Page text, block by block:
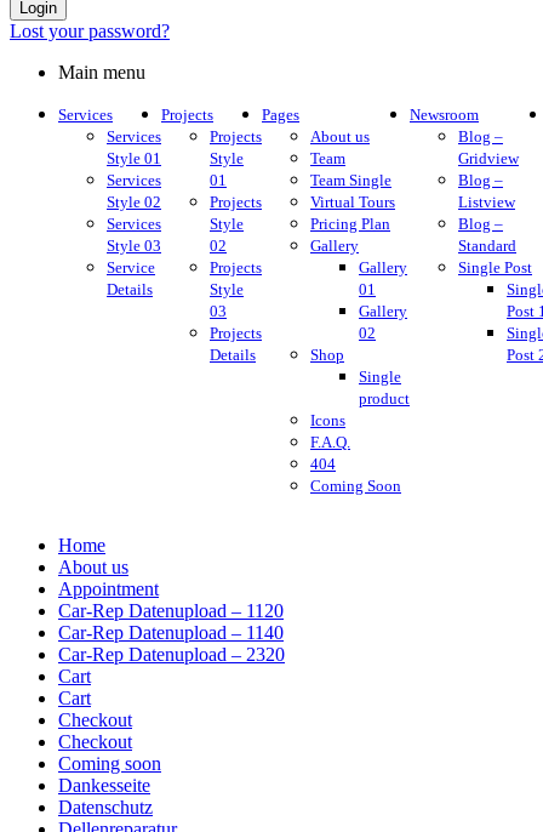
Login
Lost your password?
Main menu
Services
Services
Style 01
Services
Style 02
Services
Style 03
Service
Details
Projects
Projects
Style
01
Projects
Style
02
Projects
Style
03
Projects
Details
Pages
About us
Team
Team Single
Virtual Tours
Pricing Plan
Gallery
Gallery
01
Gallery
02
Shop
Single
product
Icons
F.A.Q.
404
Coming Soon
Newsroom
Blog –
Gridview
Blog –
Listview
Blog –
Standard
Single Post
Post
Post
Home
About us
Appointment
Car-Rep Datenupload – 1120
Car-Rep Datenupload – 1140
Car-Rep Datenupload – 2320
Cart
Cart
Checkout
Checkout
Coming soon
Dankesseite
Datenschutz